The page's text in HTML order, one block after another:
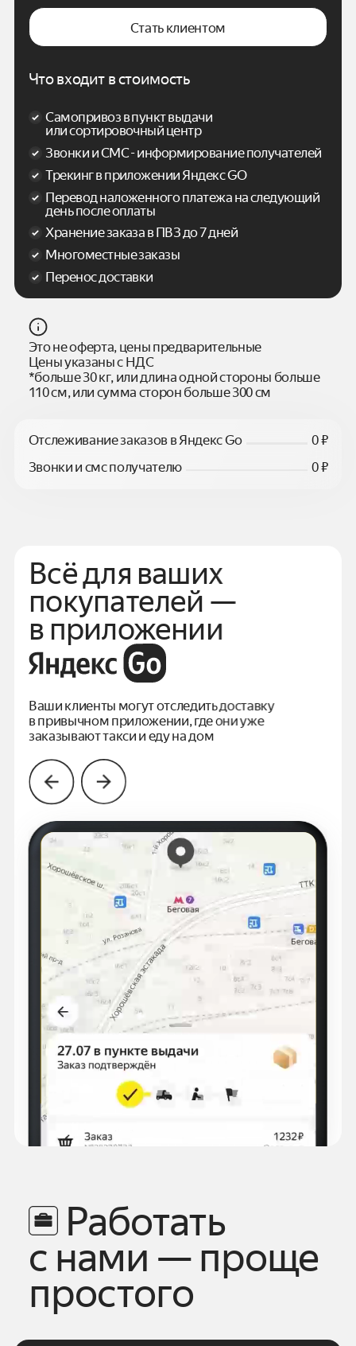
Стать клиентом
Что входит в стоимость
Самопривоз в пункт выдачи
или сортировочный центр
Звонки и СМС - информирование получателей
Трекинг в приложении Яндекс GO
Перевод наложенного платежа на следующий
день после оплаты
Хранение заказа в ПВЗ до 7 дней
Многоместные заказы
Перенос доставки
Это не оферта, цены предварительные
Цены указаны с НДС
*больше 30 кг, или длина одной стороны больше
110 см, или сумма сторон больше 300 см
Отслеживание заказов в Яндекс Go
0 ₽
Звонки и смс получателю
0 ₽
Всё для ваших
покупателей —
в приложении
Ваши клиенты могут отследить доставку
в привычном приложении, где они уже
заказывают такси и еду на дом
Работать
с нами — проще
простого